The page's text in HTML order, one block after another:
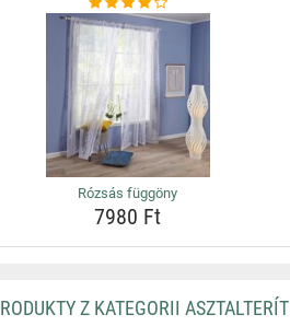
Rózsás függöny
7980 Ft
Z KATEGORII